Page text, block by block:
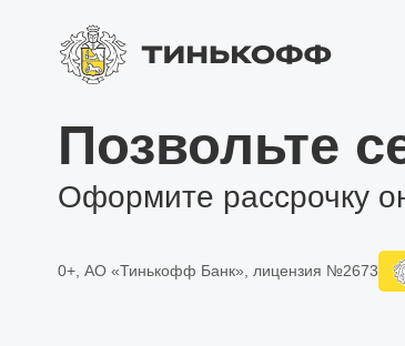
Поддержка тем рабочего стола. Вы
Позвольте
Оформите рассрочку
0+, АО «Тинькофф Банк», лицензия №2673